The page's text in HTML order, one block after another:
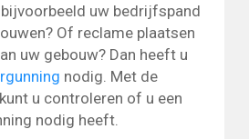
uw bedrijfspand
Of reclame plaatsen
uw gebouw? Dan heeft u
nodig. Met de
u controleren of u een
nodig heeft.